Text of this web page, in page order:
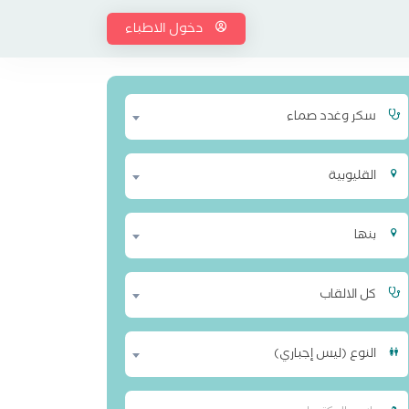
دخول الاطباء
سكر وغدد صماء
القليوبية
بنها
كل الالقاب
النوع (ليس إجباري)